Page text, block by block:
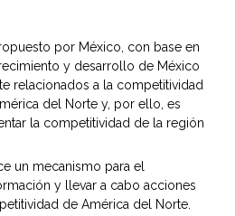
por México, con base en
y desarrollo de México
relacionados a la competitividad
del Norte y, por ello, es
la competitividad de la región
un mecanismo para el
y llevar a cabo acciones
de América del Norte.